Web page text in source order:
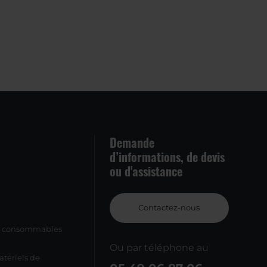
de
Demande
d’informations, de devis
ou d'assistance
Contactez-nous
Ou par téléphone au